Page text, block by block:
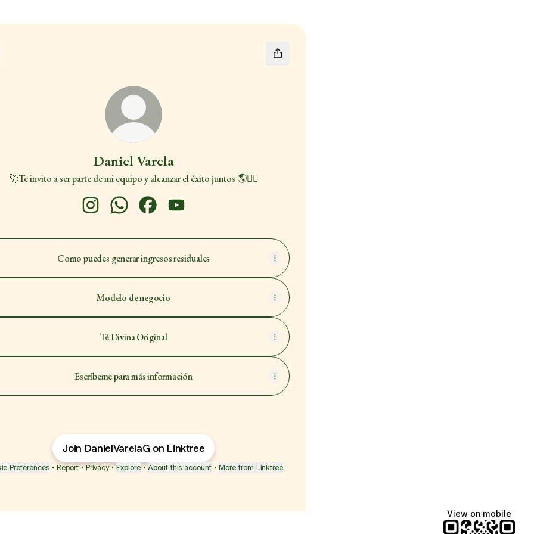
Daniel Varela
🚀Te invito a ser parte de mi equipo y alcanzar el éxito juntos 🌎👇🏻
Como puedes generar ingresos residuales
Modelo de negocio
Té Divina Original
Escríbeme para más información
Join DanielVarelaG on Linktree
Preferences • Report • Privacy • Explore • About this account • More from Linktree
View on mobile